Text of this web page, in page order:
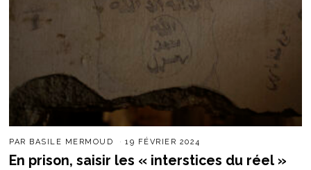
PAR BASILE MERMOUD 19 FÉVRIER 2024
En prison, saisir les « interstices du réel »